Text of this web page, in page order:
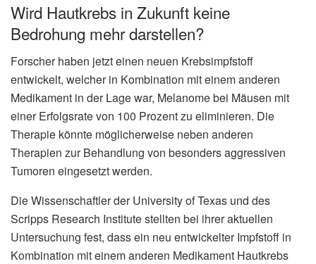
Wird Hautkrebs in Zukunft keine
Bedrohung mehr darstellen?
Forscher haben jetzt einen neuen Krebsimpfstoff
entwickelt, welcher in Kombination mit einem anderen
Medikament in der Lage war, Melanome bei Mäusen mit
einer Erfolgsrate von 100 Prozent zu eliminieren. Die
Therapie könnte möglicherweise neben anderen
Therapien zur Behandlung von besonders aggressiven
Tumoren eingesetzt werden.
Die Wissenschaftler der University of Texas und des
Scripps Research Institute stellten bei ihrer aktuellen
Untersuchung fest, dass ein neu entwickelter Impfstoff in
Kombination mit einem anderen Medikament Hautkrebs